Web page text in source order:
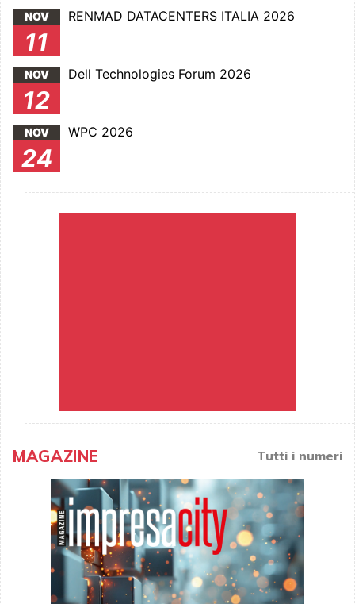
NOV
11
RENMAD DATACENTERS ITALIA 2026
NOV
12
Dell Technologies Forum 2026
NOV
24
WPC 2026
MAGAZINE Tutti i numeri